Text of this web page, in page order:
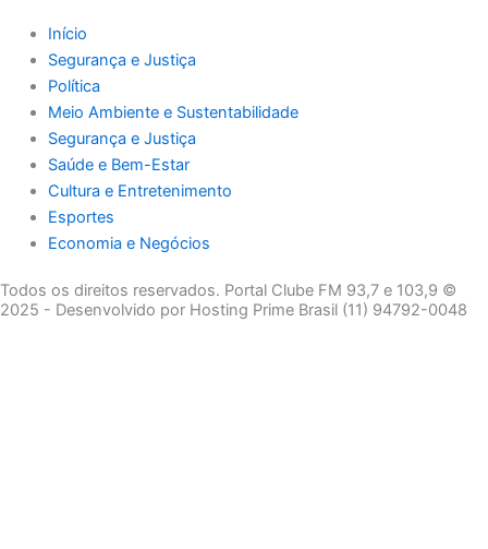
Início
Segurança e Justiça
Política
Meio Ambiente e Sustentabilidade
Segurança e Justiça
Saúde e Bem-Estar
Cultura e Entretenimento
Esportes
Economia e Negócios
Todos os direitos reservados. Portal Clube FM 93,7 e 103,9 ©
2025 - Desenvolvido por Hosting Prime Brasil (11) 94792-0048